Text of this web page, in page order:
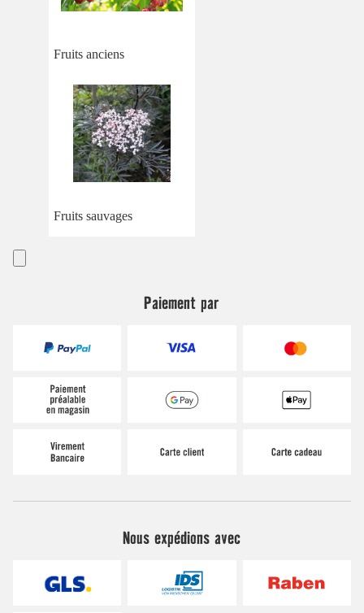
Fruits anciens
Fruits sauvages
Paiement par
Nous expédions avec